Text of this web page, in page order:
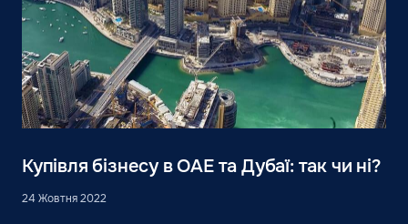
Купівля бізнесу в ОАЕ та Дубаї: так чи ні?
24 Жовтня 2022